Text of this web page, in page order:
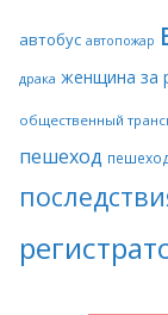
автобус автопожар
драка женщина за
общественный
пешеход